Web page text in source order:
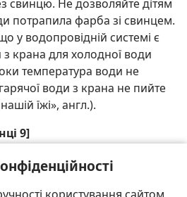
свинцю. Не дозволяйте дітям
потрапила фарба зі свинцем.
у водопровідній системі є
з крана для холодної води
температура води не
води з крана не пийте
їжі», англ.).
9]
від хатніх забруднювачів